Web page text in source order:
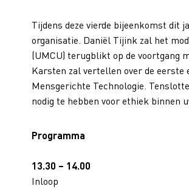
Tijdens deze vierde bijeenkomst dit
organisatie. Daniël Tijink zal het
(UMCU) terugblikt op de voortgang
Karsten zal vertellen over de
Mensgerichte Technologie.
nodig te hebben voor ethiek binnen
Programma
13.30 – 14.00
Inloop